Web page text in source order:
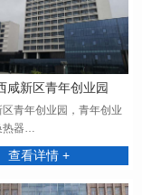
咸新区青年创业园
青年创业园，青年创业
热器…
查看详情 +